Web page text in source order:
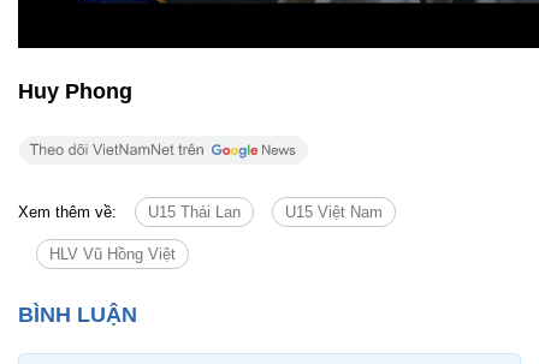
Huy Phong
Xem thêm về: U15 Thái Lan U15 Việt Nam
HLV Vũ Hồng Việt